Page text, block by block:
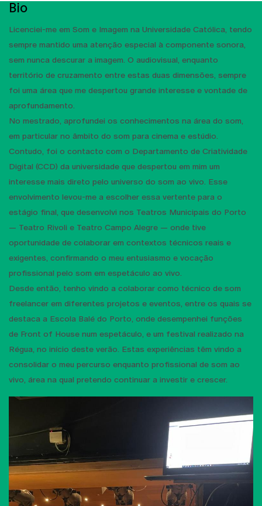
Bio
Licenciei-me em Som e Imagem na Universidade Católica, tendo
sempre mantido uma atenção especial à componente sonora,
sem nunca descurar a imagem. O audiovisual, enquanto
território de cruzamento entre estas duas dimensões, sempre
foi uma área que me despertou grande interesse e vontade de
aprofundamento.
No mestrado, aprofundei os conhecimentos na área do som,
em particular no âmbito do som para cinema e estúdio.
Contudo, foi o contacto com o Departamento de Criatividade
Digital (CCD) da universidade que despertou em mim um
interesse mais direto pelo universo do som ao vivo. Esse
envolvimento levou-me a escolher essa vertente para o
estágio final, que desenvolvi nos Teatros Municipais do Porto
— Teatro Rivoli e Teatro Campo Alegre — onde tive
oportunidade de colaborar em contextos técnicos reais e
exigentes, confirmando o meu entusiasmo e vocação
profissional pelo som em espetáculo ao vivo.
Desde então, tenho vindo a colaborar como técnico de som
freelancer em diferentes projetos e eventos, entre os quais se
destaca a Escola Balé do Porto, onde desempenhei funções
de Front of House num espetáculo, e um festival realizado na
Régua, no início deste verão. Estas experiências têm vindo a
consolidar o meu percurso enquanto profissional de som ao
vivo, área na qual pretendo continuar a investir e crescer.